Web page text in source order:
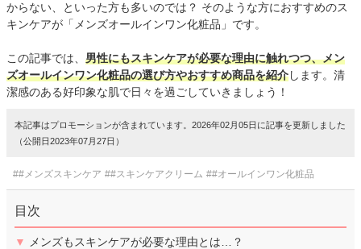
からない、といった方も多いのでは？ そのような方におすすめのス
キンケアが「メンズオールインワン化粧品」です。
この記事では、 男性にもスキンケアが必要な理由に触れつつ、メン
ズオールインワン化粧品の選び方やおすすめ商品を紹介します。清
潔感のある好印象な肌で日々を過ごしていきましょう！
本記事はプロモーションが含まれています。2026年02月05日に記事を更新しました
（公開日2023年07月27日）
##メンズスキンケア ##スキンケアクリーム ##オールインワン化粧品
目次
▼
メンズもスキンケアが必要な理由とは…？